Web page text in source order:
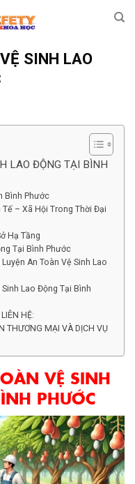
SINH LAO
LAO ĐỘNG TẠI BÌNH
Bình Phước
– Xã Hội Trong Thời Đại
Hạ Tầng
Tại Bình Phước
An Toàn Vệ Sinh Lao
Lao Động Tại Bình
HỆ:
THƯƠNG MẠI VÀ DỊCH VỤ
VỆ SINH
PHƯỚC